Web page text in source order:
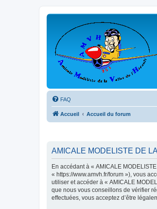
FAQ
Accueil Accueil du forum
AMICALE MODELISTE DE
En accédant à « AMICALE
« https://www.amvh.fr/forum »), vous
utiliser et accéder à « AMICALE
que nous vous conseillons de vérifier
effectuées, vous acceptez d’être